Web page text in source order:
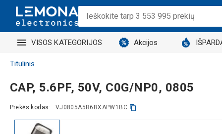
VISOS KATEGORIJOS Akcijos
Titulinis
CAP, 5.6PF, 50V, C0G/NP0, 0805
Prekės kodas: VJ0805A5R6BXAPW1BC